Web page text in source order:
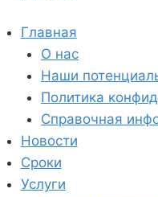
Главная
О нас
Наши
Политика
Справочная
Новости
Сроки
Услуги